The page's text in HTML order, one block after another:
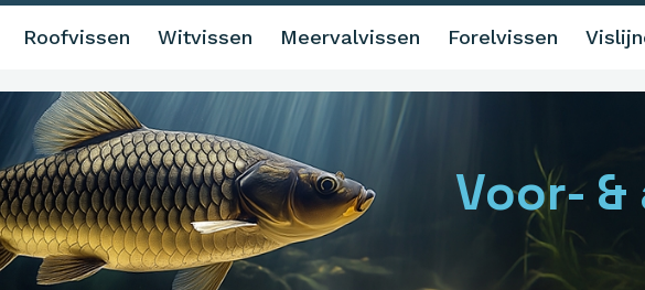
Roofvissen Witvissen Meervalvissen Forelvissen
Voor-